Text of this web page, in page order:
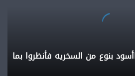
بنوع من السخريه فأنظروا بما